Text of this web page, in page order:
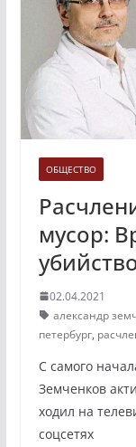
ОБЩЕСТВО
мусор:
02.04.2021
александр
петербург,
С самого
Земченков
ходил на
соцсетях